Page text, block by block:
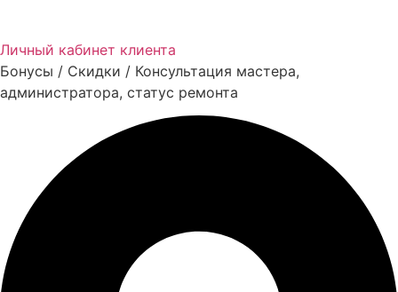
Личный кабинет клиента
Бонусы / Скидки / Консультация мастера,
администратора, статус ремонта